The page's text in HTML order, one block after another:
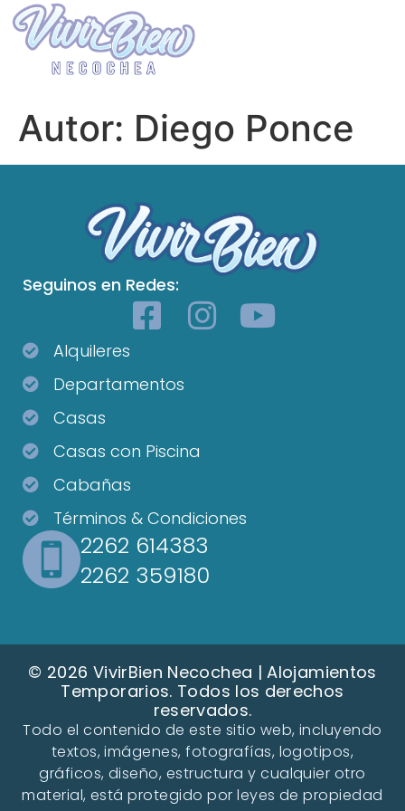
Autor: Diego Ponce
Seguinos en Redes:
Alquileres
Departamentos
Casas
Casas con Piscina
Cabañas
Términos & Condiciones
2262 614383
2262 359180
© 2026 VivirBien Necochea | Alojamientos
Temporarios. Todos los derechos
reservados.
Todo el contenido de este sitio web, incluyendo
textos, imágenes, fotografías, logotipos,
gráficos, diseño, estructura y cualquier otro
material, está protegido por leyes de propiedad